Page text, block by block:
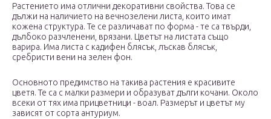
Растението има отлични декоративни свойства. Това се
дължи на наличието на вечнозелени листа, които имат
кожена структура. Те се различават по форма - те са твърди,
дълбоко разчленени, врязани. Цветът на листата също
варира. Има листа с кадифен блясък, лъскав блясък,
сребристи вени на зелен фон.
Основното предимство на такива растения е красивите
цветя. Те са с малки размери и образуват дълги кочани. Около
всеки от тях има прицветници - воал. Размерът и цветът му
зависят от сорта антуриум.